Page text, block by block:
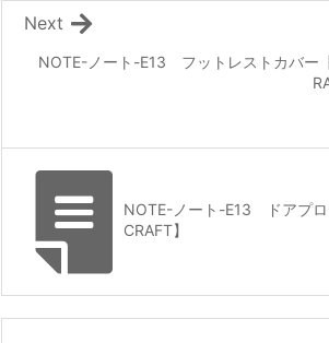
NOTE-ノート-E13 フットレストカバー
Next
NOTE-ノート-E13 ドアプロ
CRAFT】